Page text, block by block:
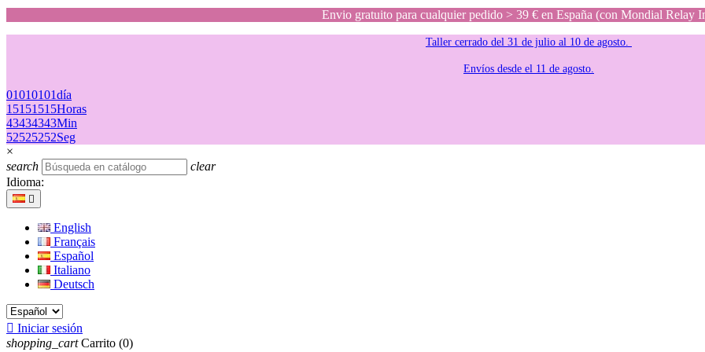
Envio gratuito para cualquier pedido > 39 € en España (con Mondial Relay
Taller cerrado del 31 de julio al 10 de agosto.
Envíos desde el 11 de agosto.
01010101día
15151515Horas
43434343Min
52525252Seg
×
search
clear
Idioma:

English
Français
Español
Italiano
Deutsch
 Iniciar sesión
shopping_cart Carrito (0)